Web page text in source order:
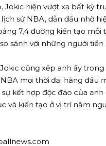
Jokic hiện vượt xa bất kỳ
sử NBA, dẫn đầu nhờ
7,4 đường kiến ​​​​tạo mỗi
sánh với những người tiền
cũng xếp anh ấy trong
mọi thời đại hàng đầu
kết hợp độc đáo của anh
và kiến ​​​​tạo ở vị trí năm